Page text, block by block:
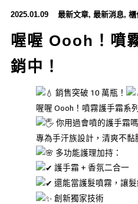
2025.01.09 最新文章, 最新消息, 櫃
喔喔 Oooh！噴
銷中！
銷售突破 10 萬瓶！
喔喔 Oooh！噴霧護手霜系
你用過會噴的護手霜嗎
專為手汗族設計，清爽不黏
多功能護理加持：
護手霜 + 香氛二合一
還能當護髮噴霧，讓髮
創新獨家技術